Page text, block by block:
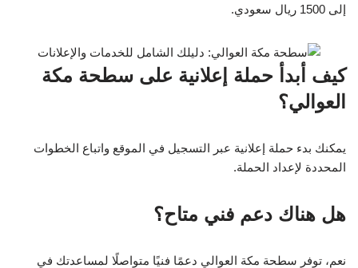
إلى 1500 ريال سعودي.
كيف أبدأ حملة إعلانية على سطحة مكة
العوالي؟
يمكنك بدء حملة إعلانية عبر التسجيل في الموقع واتباع الخطوات
المحددة لإعداد الحملة.
هل هناك دعم فني متاح؟
نعم، توفر سطحة مكة العوالي دعمًا فنيًا متواصلًا لمساعدتك في